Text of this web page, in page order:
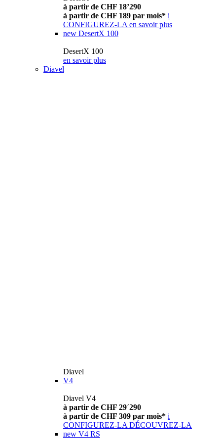
à partir de CHF 18’290
à partir de CHF 189 par mois* i
CONFIGUREZ-LA en savoir plus
new DesertX 100
DesertX 100
en savoir plus
Diavel
Diavel
V4
Diavel V4
à partir de CHF 29´290
à partir de CHF 309 par mois* i
CONFIGUREZ-LA DÉCOUVREZ-LA
new V4 RS